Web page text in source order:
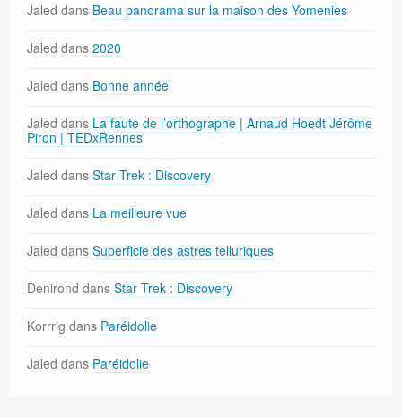
Jaled dans Beau panorama sur la maison des Yomenies
Jaled dans 2020
Jaled dans Bonne année
Jaled dans La faute de l’orthographe | Arnaud Hoedt Jérôme
Piron | TEDxRennes
Jaled dans Star Trek : Discovery
Jaled dans La meilleure vue
Jaled dans Superficie des astres telluriques
Denirond dans Star Trek : Discovery
Korrrig dans Paréidolie
Jaled dans Paréidolie